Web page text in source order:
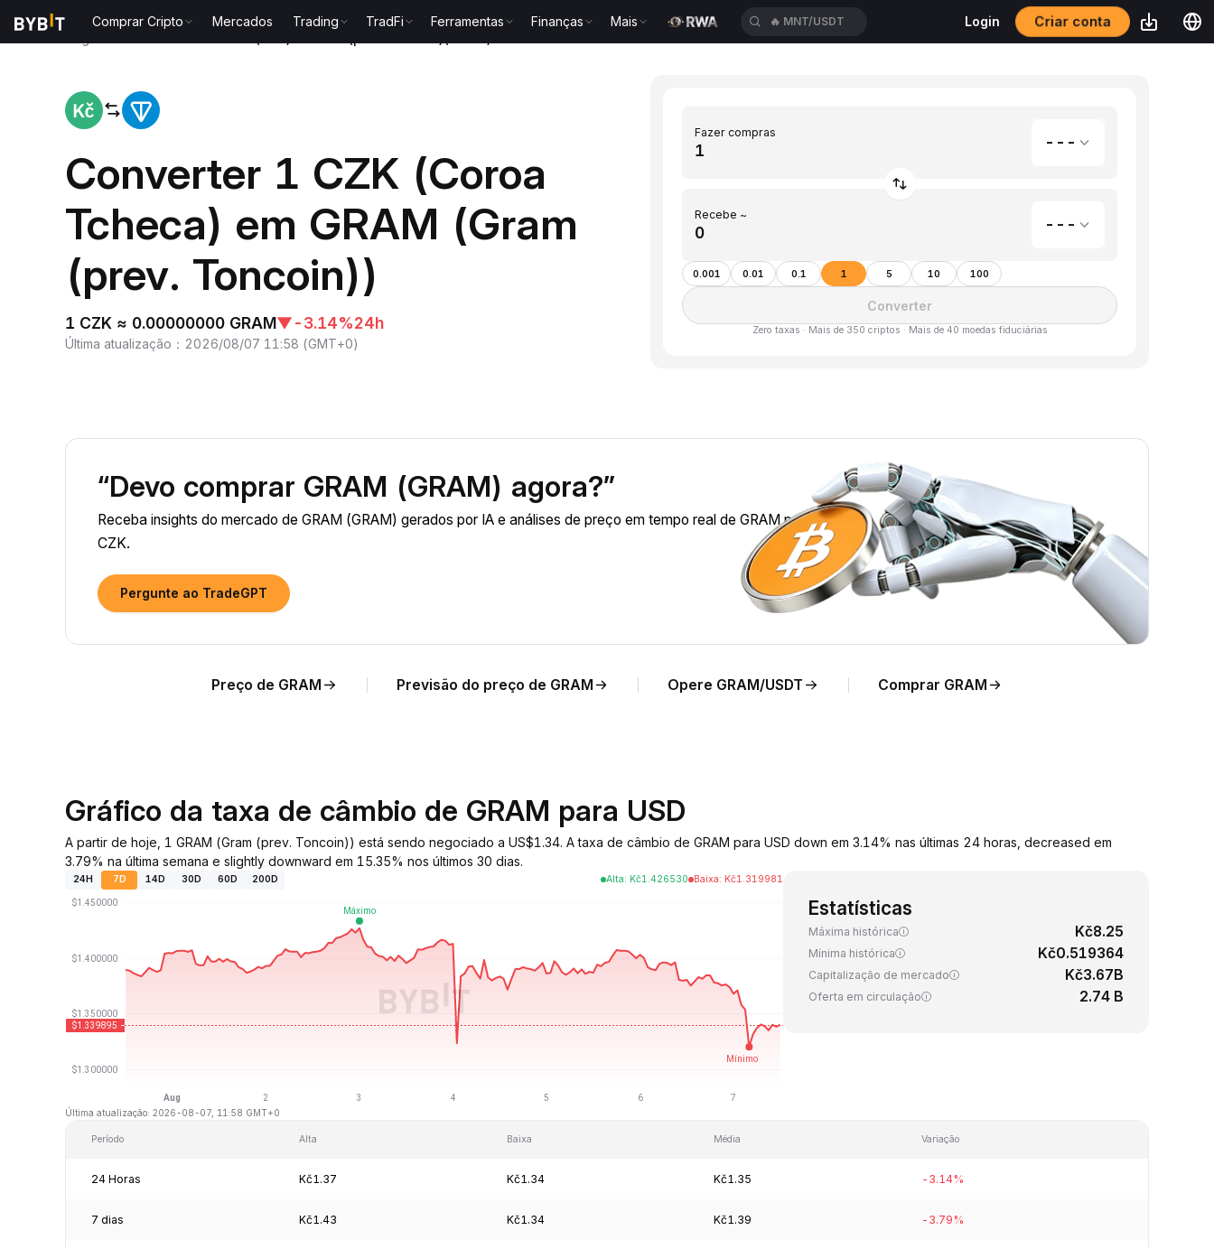
Comprar Cripto Mercados Trading TradFi Ferramentas Finanças Mais 🔥 MNT/USDT Login Criar conta
Converter 1 CZK (Coroa
Tcheca) em GRAM (Gram
(prev. Toncoin))
1 CZK ≈ 0.00000000 GRAM▼-3.14%24h
Última atualização ： 2026/08/07 11:58 (GMT+0)
Fazer compras
---
Recebe ~
---
0.001 0.01 0.1 1 5 10 100
Converter
Zero taxas · Mais de 350 criptos · Mais de 40 moedas fiduciárias
“Devo comprar GRAM (GRAM) agora?”
Receba insights do mercado de GRAM (GRAM) gerados por IA e análises de preço em tempo real de GRAM para
CZK.
Pergunte ao TradeGPT
Preço de GRAM Previsão do preço de GRAM Opere GRAM/USDT Comprar GRAM
Gráfico da taxa de câmbio de GRAM para USD
A partir de hoje, 1 GRAM (Gram (prev. Toncoin)) está sendo negociado a US$1.34. A taxa de câmbio de GRAM para USD down em 3.14% nas últimas 24 horas, decreased em
3.79% na última semana e slightly downward em 15.35% nos últimos 30 dias.
24H 7D 14D 30D 60D 200D Alta: Kč1.426530 Baixa: Kč1.319981
Última atualização: 2026-08-07, 11:58 GMT+0
Estatísticas
Máxima histórica Kč8.25
Mínima histórica Kč0.519364
Capitalização de mercado Kč3.67B
Oferta em circulação 2.74 B
Período Alta Baixa Média Variação
24 Horas Kč1.37 Kč1.34 Kč1.35 -3.14%
7 dias Kč1.43 Kč1.34 Kč1.39 -3.79%